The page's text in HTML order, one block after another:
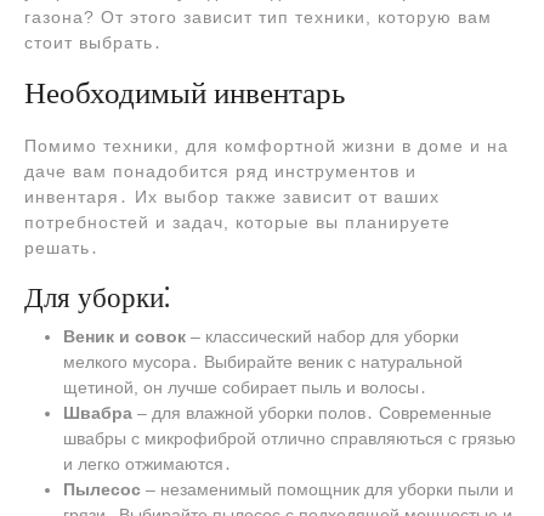
газона? От этого зависит тип техники, которую вам
стоит выбрать․
Необходимый инвентарь
Помимо техники, для комфортной жизни в доме и на
даче вам понадобится ряд инструментов и
инвентаря․ Их выбор также зависит от ваших
потребностей и задач, которые вы планируете
решать․
Для уборки⁚
Веник и совок – классический набор для уборки
мелкого мусора․ Выбирайте веник с натуральной
щетиной, он лучше собирает пыль и волосы․
Швабра – для влажной уборки полов․ Современные
швабры с микрофиброй отлично справляються с грязью
и легко отжимаются․
Пылесос – незаменимый помощник для уборки пыли и